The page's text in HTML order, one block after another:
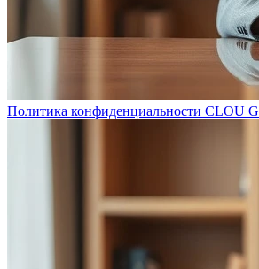
Политика конфиденциальности CLOU